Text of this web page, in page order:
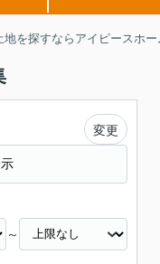
地を探すならアイピースホ
変更
～